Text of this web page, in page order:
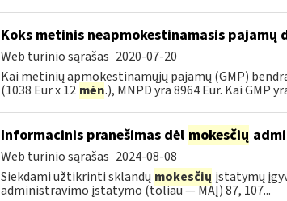
Koks metinis neapmokestinamasis pajamų
Web turinio sąrašas 2020-07-20
Kai metinių apmokestinamųjų pajamų (GMP)
(1038 Eur x 12 mėn.), MNPD yra 8964 Eur. Kai GMP
Informacinis pranešimas dėl mokesčių
Web turinio sąrašas 2024-08-08
Siekdami užtikrinti sklandų mokesčių įstatymų
administravimo įstatymo (toliau — MAĮ) 87, 107...